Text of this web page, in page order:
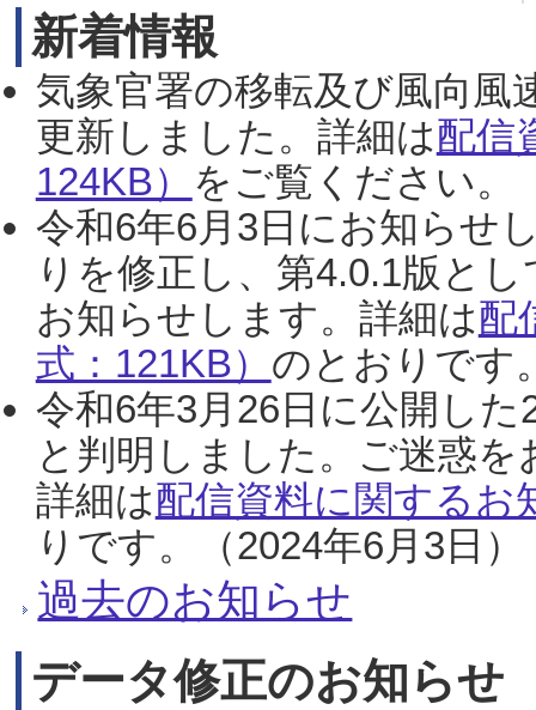
新着情報
気象官署の移転及び風向風
更新しました。詳細は配信
124KB） をご覧ください。
令和6年6月3日にお知らせ
りを修正し、第4.0.1版と
お知らせします。詳細は配
式：121KB） のとおりです
令和6年3月26日に公開し
と判明しました。ご迷惑
詳細は配信資料に関するお
りです。（2024年6月3日）
過去のお知らせ
データ修正のお知らせ